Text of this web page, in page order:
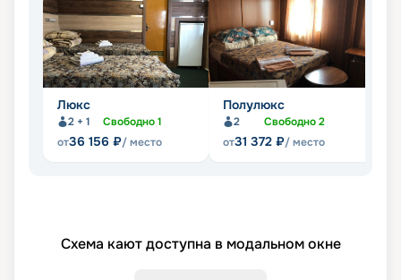
Люкс
2 + 1 Свободно1
от36 156 ₽/ место
Полулюкс
2 Свободно2
от31 372 ₽/ место
Схема кают доступна в модальном окне